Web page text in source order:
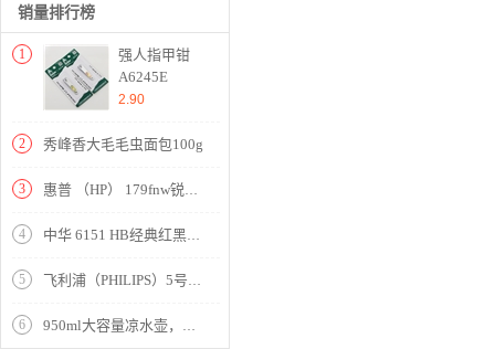
销量排行榜
1
强人指甲钳
A6245E
2.90
2 秀峰香大毛毛虫面包100g
3 惠普 （HP） 179fnw锐系列新品彩色激光多功能一体机四合一打印复印扫描传真自动进稿器 M177fw升级网络无线
4 中华 6151 HB经典红黑抽条 学生书写铅笔
5 飞利浦（PHILIPS）5号电池碳性电池40粒 适用于低功耗玩具/遥控器/闹钟/计算器等五号AA干电池
6 950ml大容量凉水壶，杯盖可直接当水杯使用，方便快捷，杯口有内盖设计防止大面积洒水【塑料杯/颜色自选】